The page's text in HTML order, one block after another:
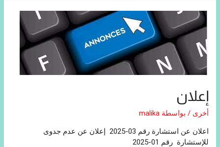
إعلان
أخرى / بواسطة malika
اعلان عن استشارة رقم 03-2025 إعلان عن عدم جدوى
للإستشارة رقم 01-2025